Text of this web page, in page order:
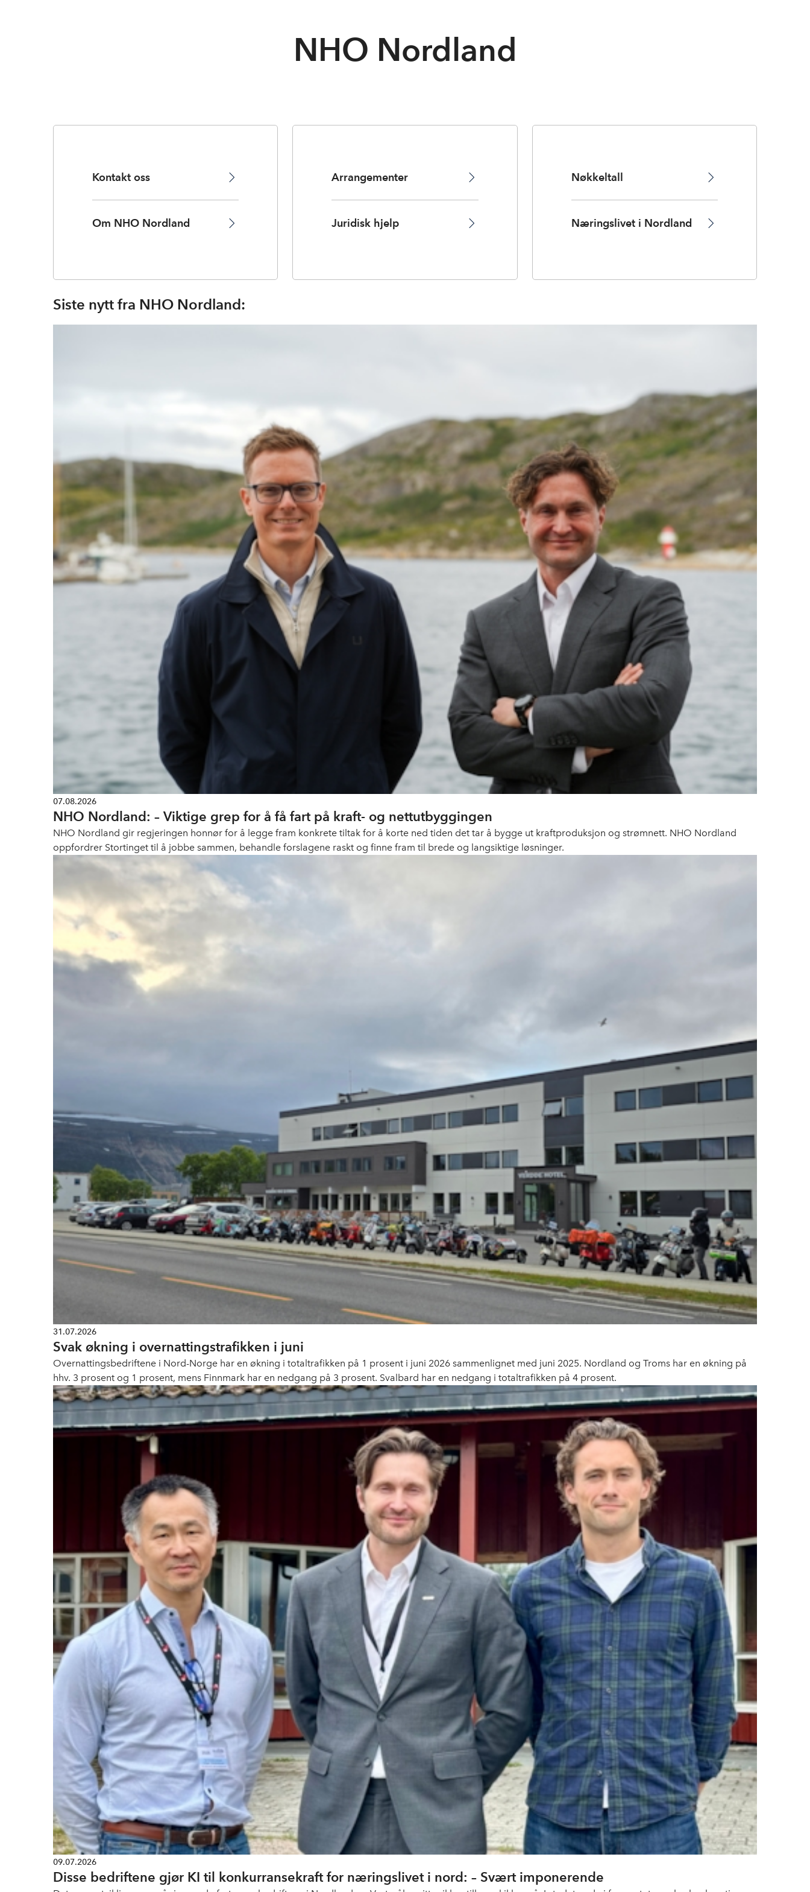
NHO Nordland
Kontakt oss
Om NHO Nordland
Arrangementer
Juridisk hjelp
Nøkkeltall
Næringslivet i Nordland
Siste nytt fra NHO Nordland:
07.08.2026
NHO Nordland: – Viktige grep for å få fart på kraft- og nettutbyggingen
NHO Nordland gir regjeringen honnør for å legge fram konkrete tiltak for å korte ned tiden det tar å bygge ut kraftproduksjon og strømnett. NHO Nordland
oppfordrer Stortinget til å jobbe sammen, behandle forslagene raskt og finne fram til brede og langsiktige løsninger.
31.07.2026
Svak økning i overnattingstrafikken i juni
Overnattingsbedriftene i Nord-Norge har en økning i totaltrafikken på 1 prosent i juni 2026 sammenlignet med juni 2025. Nordland og Troms har en økning på
hhv. 3 prosent og 1 prosent, mens Finnmark har en nedgang på 3 prosent. Svalbard har en nedgang i totaltrafikken på 4 prosent.
09.07.2026
Disse bedriftene gjør KI til konkurransekraft for næringslivet i nord: – Svært imponerende